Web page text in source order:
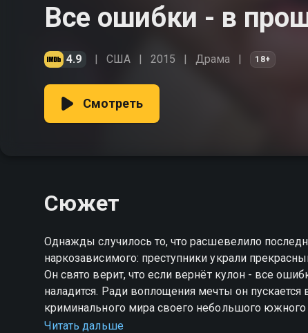
Все ошибки - в
4.9 США 2015 Драма 18+
Смотреть
Сюжет
Однажды случилось то, что расшевелило
наркозависимого: преступники украли
Он свято верит, что если вернёт кулон - все
наладится. Ради воплощения мечты он
криминального мира своего небольшого
безжалостных бандитов.
Читать дальше